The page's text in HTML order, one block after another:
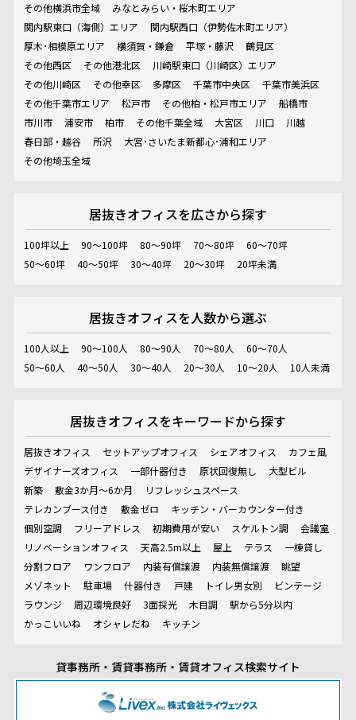
その他横浜市全域
みなとみらい・桜木町エリア
関内駅東口（海側）エリア
関内駅西口（伊勢佐木町エリア）
厚木･相模原エリア
横須賀・鎌倉 平塚・藤沢
鶴見区
その他西区
その他港北区
川崎駅東口（川崎区）エリア
その他川崎区
その他幸区 多摩区 千葉市中央区
千葉市美浜区
その他千葉市エリア
松戸市 その他柏・松戸市エリア
船橋市
市川市
浦安市 柏市 その他千葉全域 大宮区 川口
川越
春日部・越谷
所沢
大宮･さいたま新都心･浦和エリア
その他埼玉全域
居抜きオフィスを広さから探す
100坪以上 90～100坪 80～90坪 70～80坪
60～70坪
50～60坪
40～50坪 30～40坪 20～30坪 20坪未満
居抜きオフィスを人数から選ぶ
100人以上 90～100人 80～90人 70～80人
60～70人
50～60人
40～50人 30～40人 20～30人 10～20人 10人未満
居抜きオフィスをキーワードから探す
居抜きオフィス セットアップオフィス シェアオフィス
カフェ風
デザイナーズオフィス
一部什器付き 原状回復無し
大型ビル
新築
敷金3か月～6か月
リフレッシュスペース
テレカンブース付き
敷金ゼロ
キッチン・バーカウンター付き
個別空調
フリーアドレス 初期費用が安い スケルトン調
会議室
リノベーションオフィス
天高2.5m以上 屋上 テラス
一棟貸し
分割フロア
ワンフロア 内装有償譲渡 内装無償譲渡
眺望
メゾネット
駐車場 什器付き 戸建 トイレ男女別
ビンテージ
ラウンジ
周辺環境良好 3面採光 木目調
駅から5分以内
かっこいいね
オシャレだね キッチン
貸事務所・賃貸事務所・賃貸オフィス検索サイト